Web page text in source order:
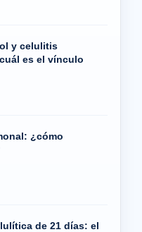
y celulitis
es el vínculo
¿cómo
de 21 días: el